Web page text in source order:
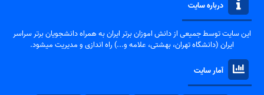
درباره سایت
این سایت توسط جمیعی از دانش اموزان برتر ایران به همراه دانشجویان برتر سراسر
ایران (دانشگاه تهران، بهشتی، علامه و...) راه اندازی و مدیریت میشود.
آمار سایت